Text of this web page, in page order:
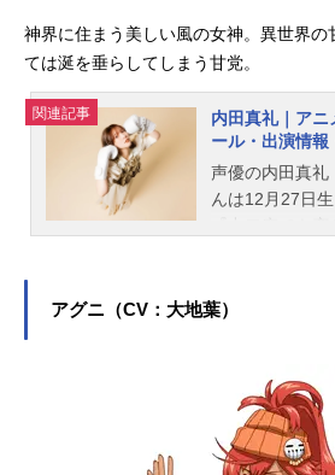
神界に住まう美しい風の女神。異世界の
ては涎を垂らしてしまう甘党。
関連記事
内田真礼｜アニ
ール・出演情
声優の内田真礼
んは12月27日
品のキャラクタ
アグニ（CV：大地葉）